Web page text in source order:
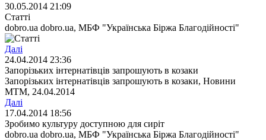
30.05.2014 21:09
Статті
dobro.ua dobro.ua, МБФ "Українська Біржа Благодійності"
Далі
24.04.2014 23:36
Запорізьких інтернатівців запрошують в козаки
Запорізьких інтернатівців запрошують в козаки, Новини
МТМ, 24.04.2014
Далі
17.04.2014 18:56
Зробимо культуру доступною для сиріт
dobro.ua dobro.ua, МБФ "Українська Біржа Благодійності"